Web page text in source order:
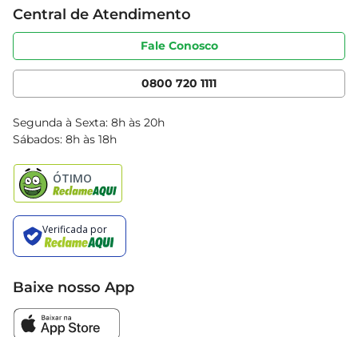
Sobre privacidade
Portal do fornecedor
Cencosud Media
Produtos Bretas
Código de ética
Serviços
Clube Bretas
Blog Bretas
Black Friday
Central de Atendimento
Fale Conosco
0800 720 1111
Segunda à Sexta: 8h às 20h
Sábados: 8h às 18h
Baixe nosso App